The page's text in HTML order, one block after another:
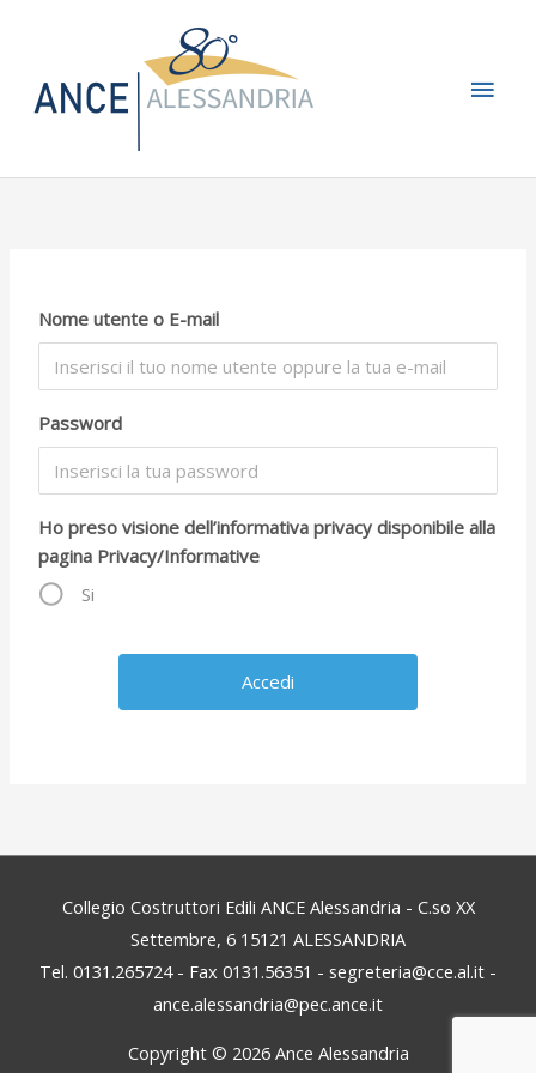
Nome utente o E-mail
Password
Ho preso visione dell’informativa privacy disponibile alla
pagina Privacy/Informative
Si
Collegio Costruttori Edili ANCE Alessandria - C.so XX
Settembre, 6 15121 ALESSANDRIA
Tel. 0131.265724 - Fax 0131.56351 - segreteria@cce.al.it -
ance.alessandria@pec.ance.it
Copyright © 2026 Ance Alessandria